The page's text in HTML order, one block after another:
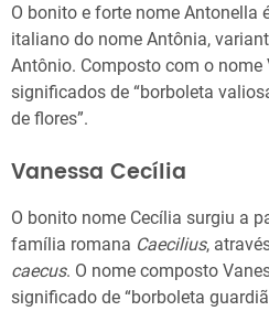
O bonito e forte nome Antonella
italiano do nome Antônia,
Antônio. Composto com o nome
significados de “borboleta
de flores”.
Vanessa Cecília
O bonito nome Cecília surgiu a
família romana Caecilius,
caecus. O nome composto
significado de “borboleta